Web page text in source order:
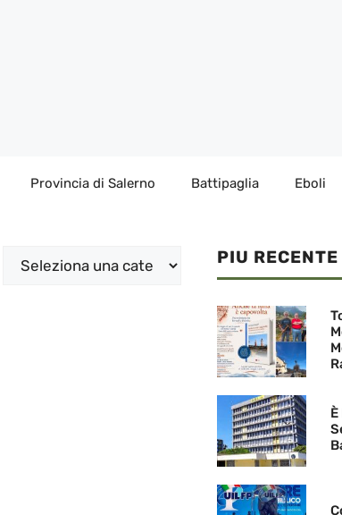
Provincia di Salerno Battipaglia Eboli
Categorie PIU RECENTE